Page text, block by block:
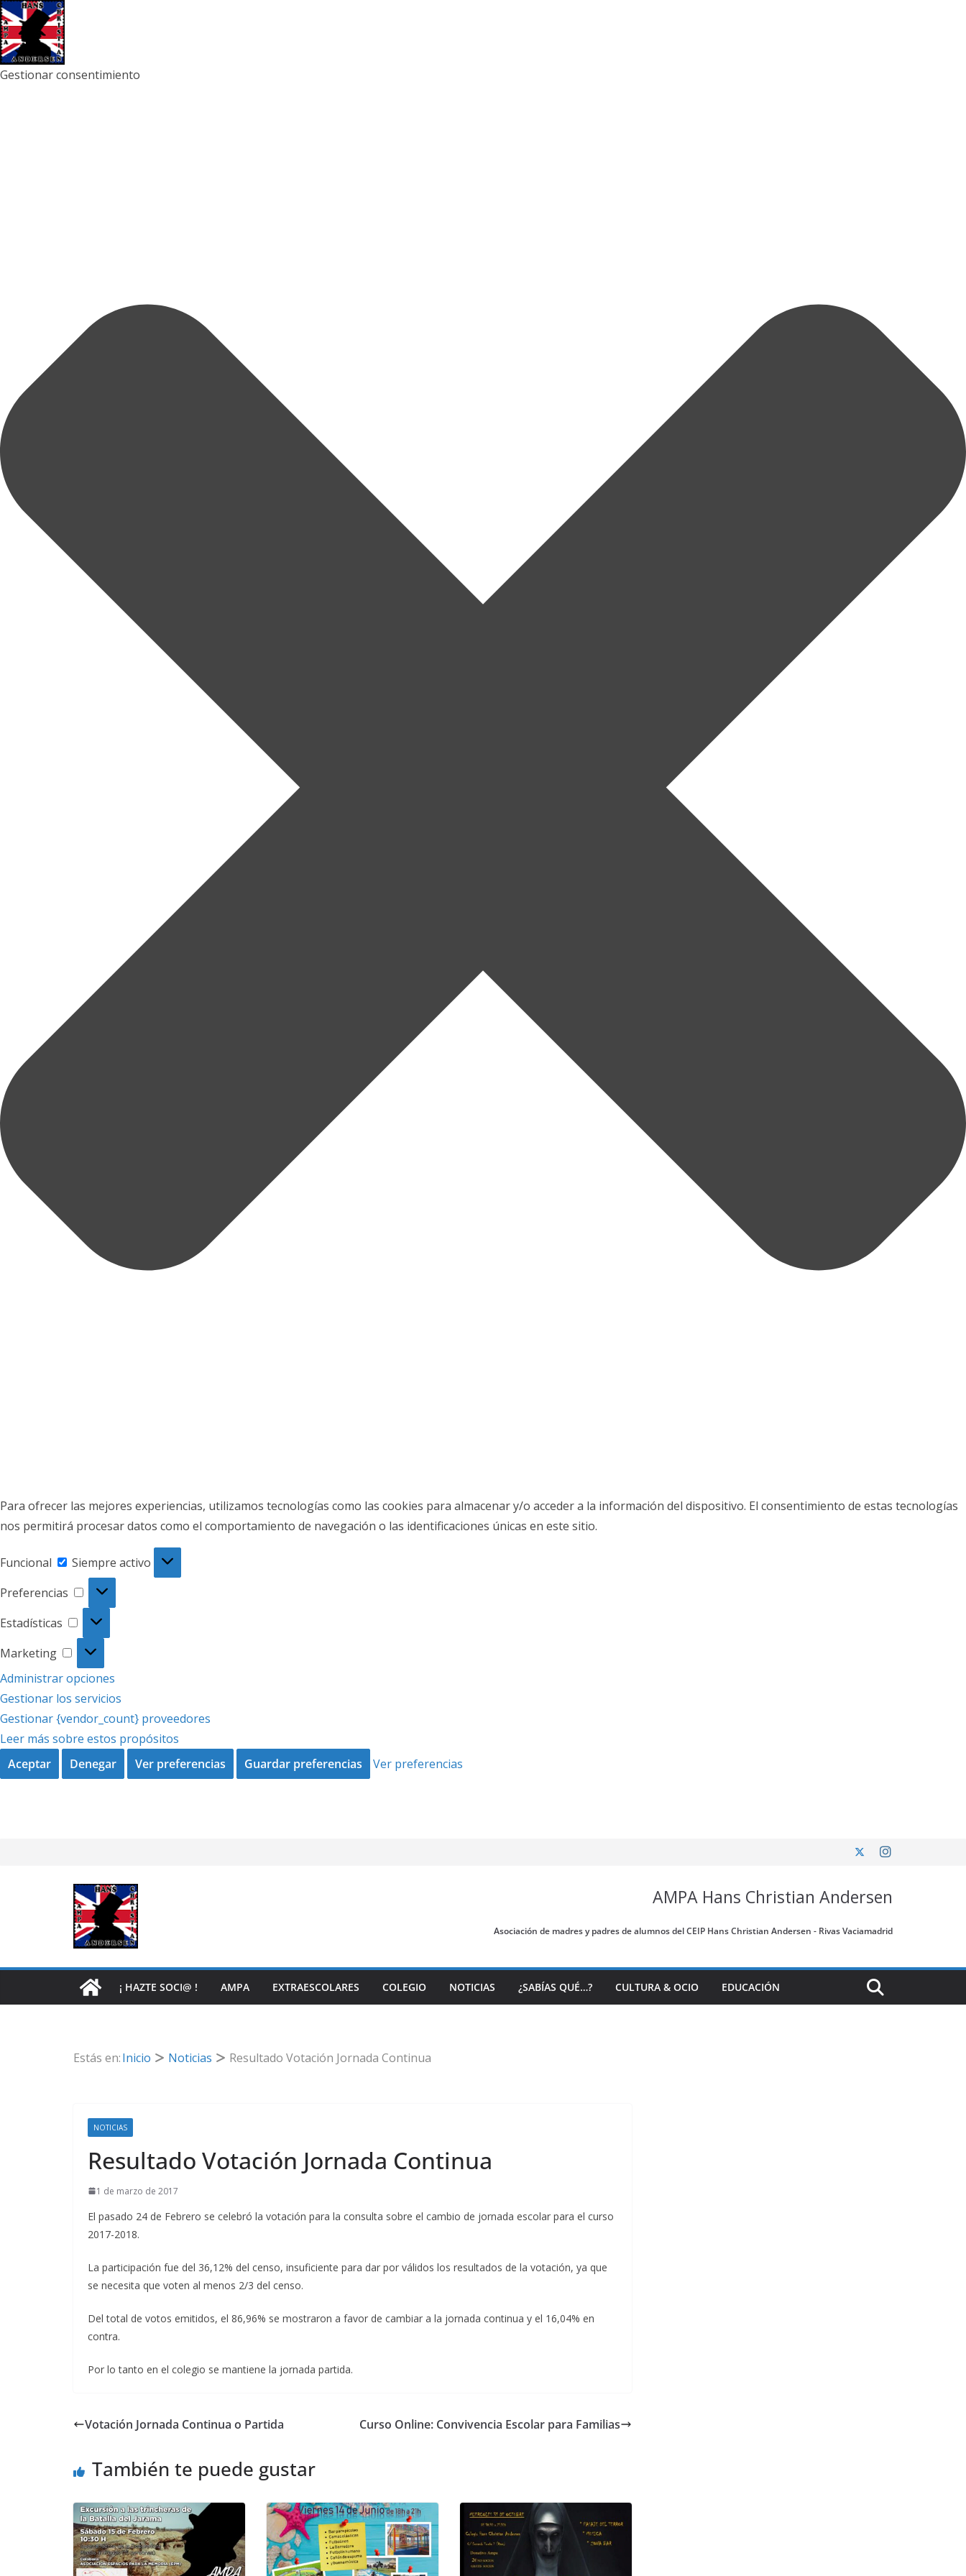
Gestionar consentimiento
Para ofrecer las mejores experiencias, utilizamos tecnologías como las cookies para almacenar y/o acceder a la información del dispositivo. El consentimiento de estas tecnologías
nos permitirá procesar datos como el comportamiento de navegación o las identificaciones únicas en este sitio.
Funcional Funcional
Siempre activo
Preferencias
Preferencias
Estadísticas Estadísticas
Marketing
Marketing
Administrar opciones
Gestionar los servicios
Gestionar {vendor_count} proveedores
Leer más sobre estos propósitos
Aceptar
Denegar Ver preferencias Guardar preferencias Ver preferencias
AMPA Hans Christian Andersen
Asociación de madres y padres de alumnos del CEIP Hans Christian Andersen - Rivas Vaciamadrid
¡ HAZTE SOCI@ ! AMPA EXTRAESCOLARES COLEGIO NOTICIAS ¿SABÍAS QUÉ…? CULTURA & OCIO EDUCACIÓN
Estás en:Inicio Noticias Resultado Votación Jornada Continua
NOTICIAS
Resultado Votación Jornada Continua
1 de marzo de 2017
El pasado 24 de Febrero se celebró la votación para la consulta sobre el cambio de jornada escolar para el curso
2017-2018.
La participación fue del 36,12% del censo, insuficiente para dar por válidos los resultados de la votación, ya que
se necesita que voten al menos 2/3 del censo.
Del total de votos emitidos, el 86,96% se mostraron a favor de cambiar a la jornada continua y el 16,04% en
contra.
Por lo tanto en el colegio se mantiene la jornada partida.
Votación Jornada Continua o Partida Curso Online: Convivencia Escolar para Familias
También te puede gustar